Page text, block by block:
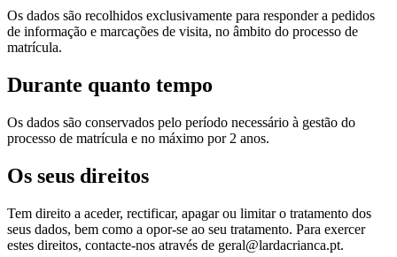
Os dados são recolhidos exclusivamente para responder a pedidos
de informação e marcações de visita, no âmbito do processo de
matrícula.
Durante quanto tempo
Os dados são conservados pelo período necessário à gestão do
processo de matrícula e no máximo por 2 anos.
Os seus direitos
Tem direito a aceder, rectificar, apagar ou limitar o tratamento dos
seus dados, bem como a opor-se ao seu tratamento. Para exercer
estes direitos, contacte-nos através de geral@lardacrianca.pt.